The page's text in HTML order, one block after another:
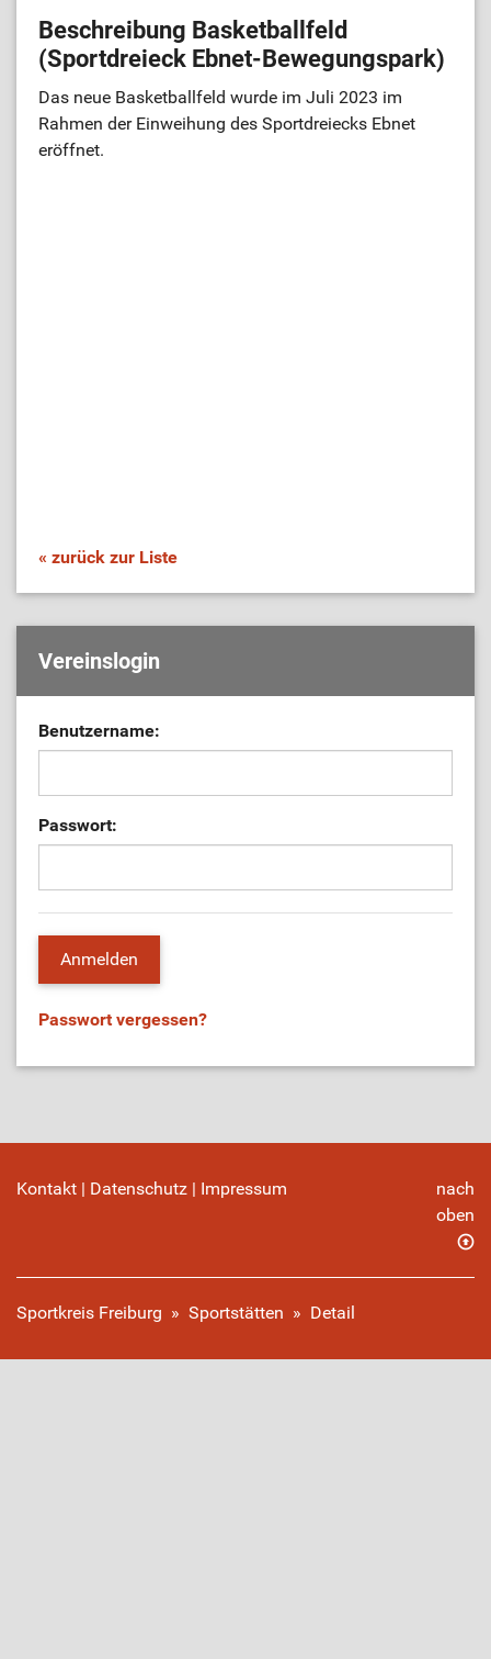
Beschreibung Basketballfeld
(Sportdreieck Ebnet-Bewegungspark)
Das neue Basketballfeld wurde im Juli 2023 im
Rahmen der Einweihung des Sportdreiecks Ebnet
eröffnet.
« zurück zur Liste
Vereinslogin
Benutzername:
Passwort:
Passwort vergessen?
Kontakt | Datenschutz | Impressum
nach
oben
Sportkreis Freiburg » Sportstätten » Detail